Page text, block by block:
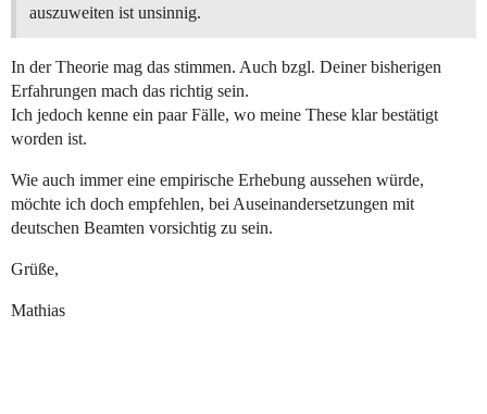
auszuweiten ist unsinnig.
In der Theorie mag das stimmen. Auch bzgl. Deiner bisherigen
Erfahrungen mach das richtig sein.
Ich jedoch kenne ein paar Fälle, wo meine These klar bestätigt
worden ist.
Wie auch immer eine empirische Erhebung aussehen würde,
möchte ich doch empfehlen, bei Auseinandersetzungen mit
deutschen Beamten vorsichtig zu sein.
Grüße,
Mathias